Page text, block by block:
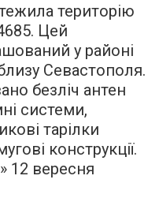
територію
Цей
у районі
Севастополя.
безліч антен
системи,
тарілки
конструкції.
12 вересня